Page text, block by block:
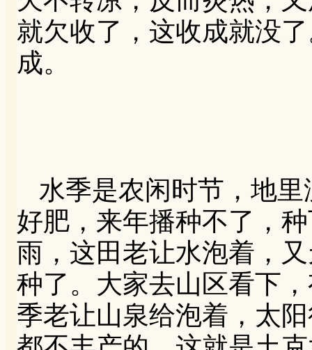
就欠收了，这收成就没
成。
水季是农闲时节，地
好肥，来年播种不了，
雨，这田老让水泡着，
种了。大家去山区看下
季老让山泉给泡着，太